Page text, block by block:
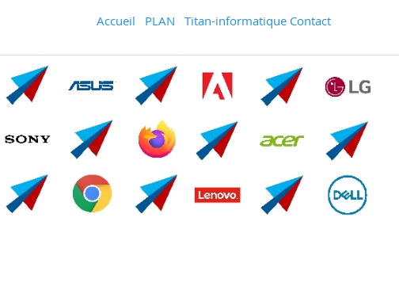
Accueil PLAN Titan-informatique Contact